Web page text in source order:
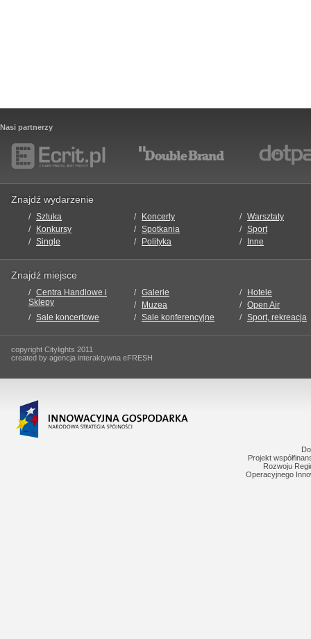
Nasi partnerzy
Znajdź wydarzenie
Sztuka Koncerty
Warsztaty
Konkursy
Spotkania
Sport
Single
Polityka Inne
Znajdź miejsce
Centra Handlowe i
Sklepy
Galerie
Hotele
Muzea
Open Air
Sale koncertowe
Sale konferencyjne Sport, rekreacja
copyright Citylights 2011
created by agencja interaktywna eFRESH
Projekt
Rozwoju
Operacyjnego